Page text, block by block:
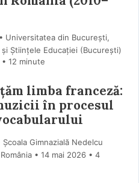
• Universitatea din București,
Științele Educației (Bucureşti)
• 12 minute
limba franceză:
în procesul
Școala Gimnazială Nedelcu
14 mai 2026 • 4